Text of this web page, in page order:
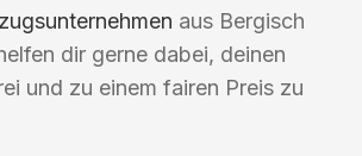
aus Bergisch
dir gerne dabei, deinen
und zu einem fairen Preis zu